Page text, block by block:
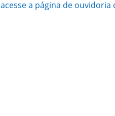
acesse a página de ouvidoria